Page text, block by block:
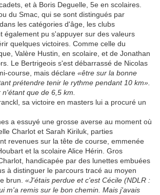
et à Boris Deguelle, 5e en scolaires.
du Smac, qui se sont distingués par
les catégories d'âge, les clubs
également pu s'appuyer sur des valeurs
quelques victoires. Comme celle du
Valère Hustin, en scolaire, et de Jonathan
Le Bertrigeois s'est débarrassé de Nicolas
course, mais déclare «être sur la bonne
prétendre tenir le rythme pendant 10 km».
que de 6,5 km.
sa victoire en masters lui a procuré un
a essuyé une grosse averse au moment où
Charlot et Sarah Kiriluk, parties
revenues sur la tête de course, emmenée
et la scolaire Alice Hérin. Gros
handicapée par des lunettes embuées
à distinguer le parcours tracé au moyen
brun. «J'étais perdue et c'est Cécile (NDLR :
m'a remis sur le bon chemin. Mais j'avais